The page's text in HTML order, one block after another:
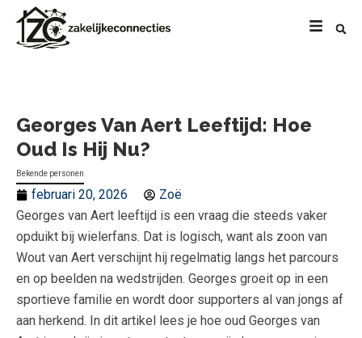
Georges Van Aert Leeftijd: Hoe
Oud Is Hij Nu?
Bekende personen
februari 20, 2026
Zoë
Georges van Aert leeftijd is een vraag die steeds vaker
opduikt bij wielerfans. Dat is logisch, want als zoon van
Wout van Aert verschijnt hij regelmatig langs het parcours
en op beelden na wedstrijden. Georges groeit op in een
sportieve familie en wordt door supporters al van jongs af
aan herkend. In dit artikel lees je hoe oud Georges van